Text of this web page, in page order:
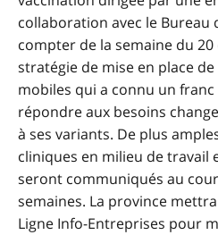
collaboration avec le Bureau
compter de la semaine du
stratégie de mise en place
mobiles qui a connu un
répondre aux besoins
à ses variants. De plus
cliniques en milieu de travail
seront communiqués au
semaines. La province
Ligne Info-Entreprises pour